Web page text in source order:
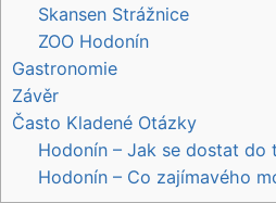
Skansen Strážnice
ZOO Hodonín
Gastronomie
Závěr
Často Kladené Otázky
Hodonín – Jak se dostat do
Hodonín – Co zajímavého